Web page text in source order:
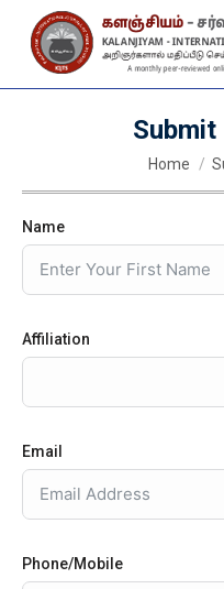
You are
Home
Name
Affiliation
Email
Phone/Mobile